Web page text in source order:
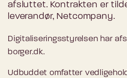
afsluttet. Kontrakten er
leverandør, Netcompany.
Digitaliseringsstyrelsen har
borger.dk.
Udbuddet omfatter